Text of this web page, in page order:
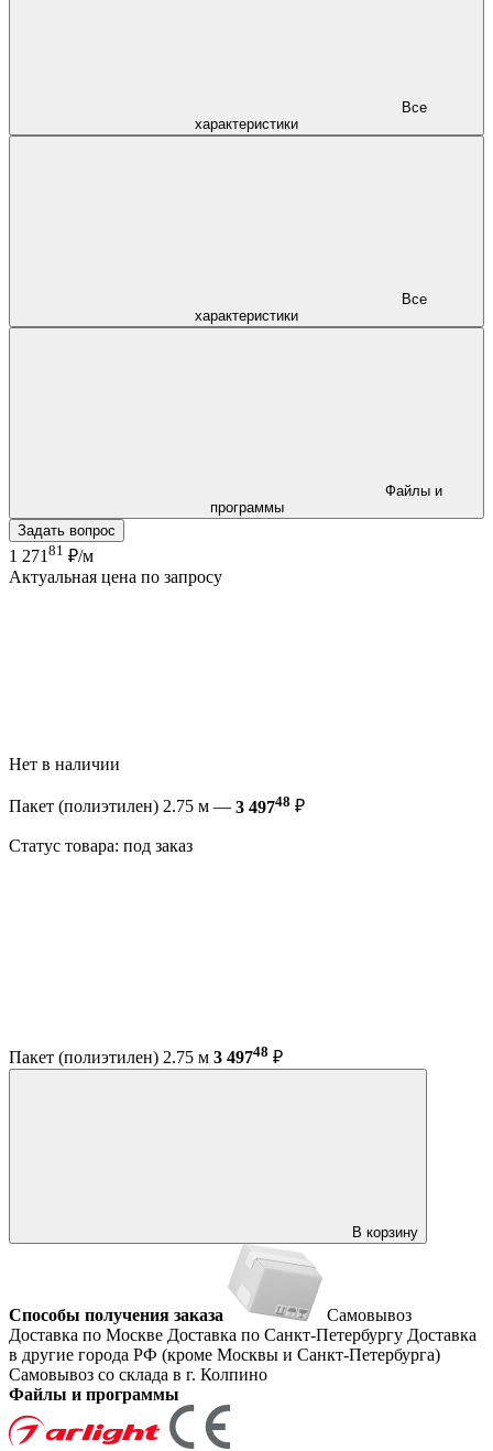
характеристики
характеристики
программы
Задать вопрос
1 271 81 ₽/м
Актуальная цена по запросу
Нет в наличии
Пакет (полиэтилен) 2.75 м — 3 49748 ₽
Статус товара: под заказ
Пакет (полиэтилен) 2.75 м 3 49748 ₽
В корзину
Способы получения заказа
Самовывоз
Доставка по Москве Доставка по Санкт-Петербургу Доставка
в другие города РФ (кроме Москвы и Санкт-Петербурга)
Самовывоз со склада в г. Колпино
Файлы и программы